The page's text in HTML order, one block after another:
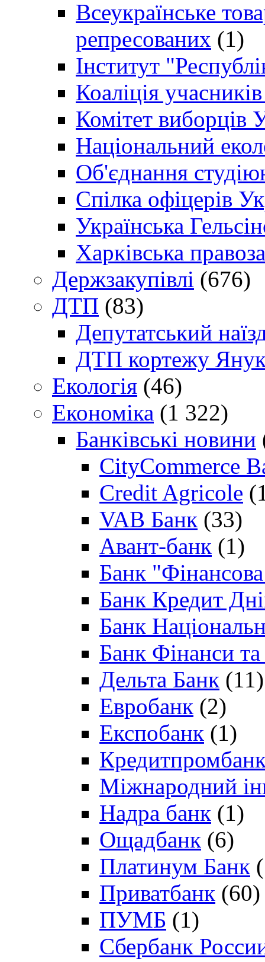
Всеукраїнське
репресованих (1)
Інститут
Коаліція
Комітет виборців
Національний
Об'єднання
Спілка офіцерів
Українська
Харківська
Держзакупівлі (676)
ДТП (83)
Депутатський
ДТП кортежу
Екологія (46)
Економіка (1 322)
Банківські новини
CityCommerce
Credit Agricole
VAB Банк (33)
Авант-банк (1)
Банк "Фінансова
Банк Кредит
Банк
Банк Фінанси
Дельта Банк (11)
Евробанк (2)
Експобанк (1)
Міжнародний
Надра банк (1)
Ощадбанк (6)
Платинум Банк
Приватбанк (60)
ПУМБ (1)
Сбербанк